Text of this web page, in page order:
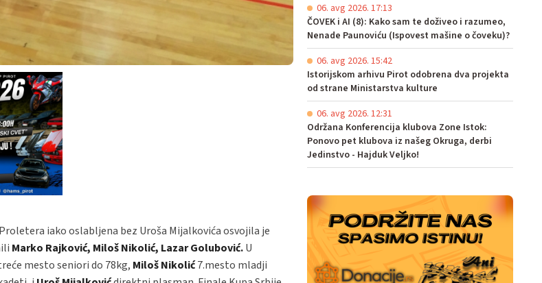
iako oslabljena bez Uroša Mijalkovića osvojila je
Marko Rajković, Miloš Nikolić, Lazar Golubović.U
mesto seniori do 78kg, Miloš Nikolić7.mesto mladji
06. avg 2026. 17:13
ČOVEK i AI (8): Kako sam te doživeo i razumeo,
Nenade Paunoviću (Ispovest mašine o čoveku)?
06. avg 2026. 15:42
Istorijskom arhivu Pirot odobrena dva projekta
od strane Ministarstva kulture
06. avg 2026. 12:31
Održana Konferencija klubova Zone Istok:
Ponovo pet klubova iz našeg Okruga, derbi
Jedinstvo - Hajduk Veljko!